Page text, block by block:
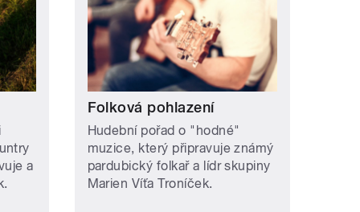
a
Folková pohlazení
Hudební pořad o "hodné"
muzice, který připravuje známý
pardubický folkař a lídr skupiny
Marien Víťa Troníček.